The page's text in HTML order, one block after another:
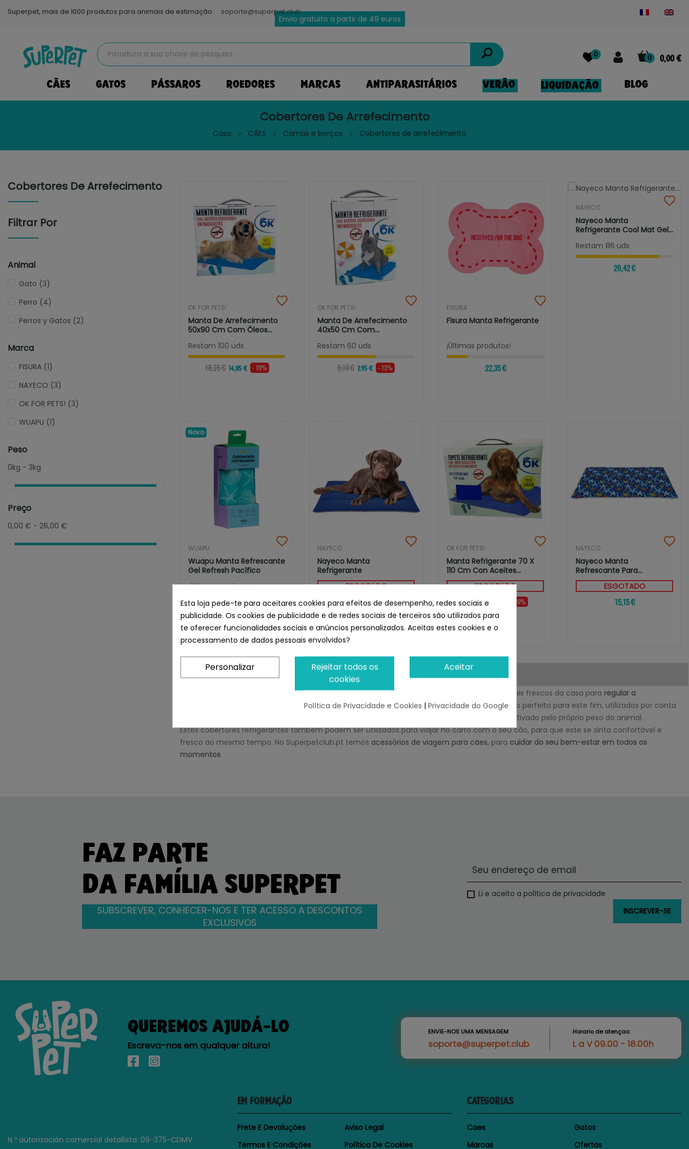
Superpet, mais de 1000 produtos para animais de estimação. soporte@superpet.club
Envio gratuito a partir de 49 euros
0 0,00 €
0
CÃES GATOS PÁSSAROS ROEDORES MARCAS ANTIPARASITÁRIOS VERÃO LIQUIDAÇÃO BLOG
Cobertores De Arrefecimento
Casa CÃES Camas e berços Cobertores de arrefecimento
Cobertores De Arrefecimento
Filtrar Por
Animal
Gato (3)
Perro (4)
Perros y Gatos (2)
Marca
FISURA (1)
NAYECO (3)
OK FOR PETS! (3)
WUAPU (1)
Peso
0kg - 3kg
Preço
0,00 € - 26,00 €
OK FOR PETS!
Manta De Arrefecimento
50x90 Cm Com Óleos
Restam 100 uds
18,25 € 14,85 € - 19%
OK FOR PETS!
Manta De Arrefecimento
40x50 Cm Com
Restam 60 uds
9,10 € 7,95 € - 13%
FISURA
Fisura Manta Refrigerante
¡Últimas produtos!
22,35 €
NAYECO
Nayeco Manta
Refrigerante Cool Mat Gel
Restam 86 uds
26,42 €
Novo
WUAPU
Wuapu Manta Refrescante
Gel Refresh Pacífico
¡Últimas produtos!
9,50 €
NAYECO
Nayeco Manta
Refrigerante
ESGOTADO
24,85 € 13,45 € - 46%
OK FOR PETS!
Manta Refrigerante 70 X
110 Cm Con Aceites...
ESGOTADO
22,36 €
15,65 € - 30%
NAYECO
Nayeco Manta
Refrescante Para
Mascotas Sea Star...
ESGOTADO
15,15 €
Voltar ao topo
Quando os meses de Verão chegam, os nossos animais de estimação procuram os locais mais frescos da casa para regular a
. Para isso, oscobertores de arrefecimento para cãessão o produto perfeito para este fim, utilizados por conta
própria ou na sua cama. Estes artigos têm um gel refrigerante não tóxico no interior que é activado pelo próprio peso do animal.
Estes cobertores refrigerantes também podem ser utilizados para viajar no carro com o seu cão, para que este se sinta confortável e
fresco ao mesmo tempo. No Superpetclub.pt temos acessórios de viagem para cães, para cuidar do seu bem-estar em todos os
momentos.
FAZ PARTE
DA FAMÍLIA SUPERPET
SUBSCREVER, CONHECER-NOS E TER ACESSO A DESCONTOS
EXCLUSIVOS
Li e aceito a política de privacidade
QUEREMOS AJUDÁ-LO
Escreva-nos em qualquer altura!
ENVIE-NOS UMA MENSAGEM
soporte@superpet.club
Horario de atençao:
L a V 09.00 - 18.00h
N.º autorización comercial detallista: 09-375-CDMV
EM FORMAÇÃO
Frete E Devoluções
Aviso Legal
Termos E Condições
Política De Cookies
CATEGORIAS
Caes
Gatos
Marcas
Ofertas
Esta loja pede-te para aceitares cookies para efeitos de desempenho, redes sociais e
publicidade. Os cookies de publicidade e de redes sociais de terceiros são utilizados para
te oferecer funcionalidades sociais e anúncios personalizados. Aceitas estes cookies e o
processamento de dados pessoais envolvidos?
Aceitar
Rejeitar todos os
cookies
Personalizar
Política de Privacidade e Cookies | Privacidade do Google